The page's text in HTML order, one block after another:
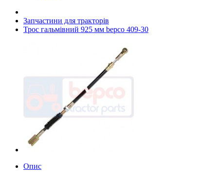
Запчастини для тракторів
Трос гальмівний 925 мм bepco 409-30
Опис